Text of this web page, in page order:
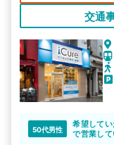
交通
50代男性
希望して
で営業し